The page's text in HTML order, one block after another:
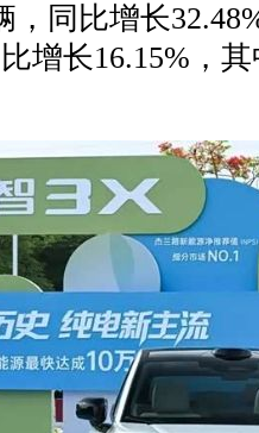
，同比增长
增长16.15%，